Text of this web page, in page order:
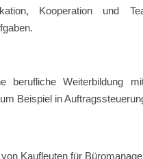
Kooperation und
berufliche Weiterbildung
Beispiel in
Kaufleuten für